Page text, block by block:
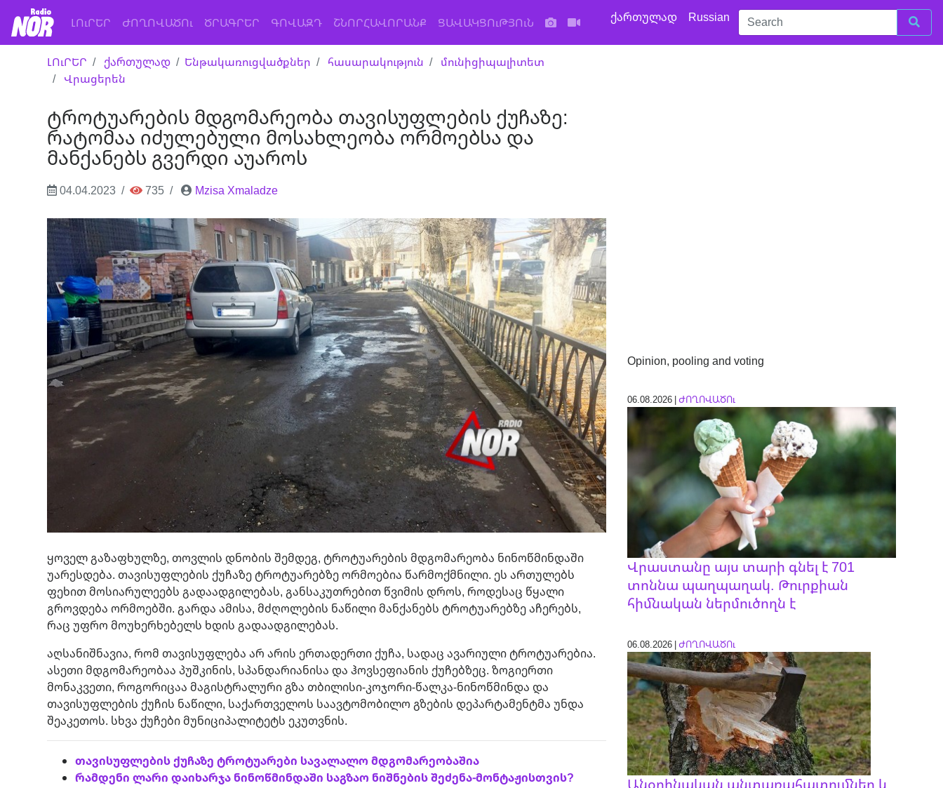
ԼՈւՐԵՐ (current)
ԺՈՂՈՎԱԾՈւ ԾՐԱԳՐԵՐ ԳՈՎԱԶԴ ՇՆՈՐՀԱՎՈՐԱՆՔ ՑԱՎԱԿՑՈւԹՅՈւՆ ქართულად Russian
ԼՈւՐԵՐ ქართულად Ենթակառուցվածքներ հասարակություն
մունիցիպալիտետ
Վրացերեն
ტროტუარების მდგომარეობა თავისუფლების ქუჩაზე:
რატომაა იძულებული მოსახლეობა ორმოებსა და
მანქანებს გვერდი აუაროს
04.04.2023 735 Mzisa Xmaladze
ყოველ გაზაფხულზე, თოვლის დნობის შემდეგ, ტროტუარების მდგომარეობა ნინოწმინდაში
უარესდება. თავისუფლების ქუჩაზე ტროტუარებზე ორმოებია წარმოქმნილი. ეს ართულებს
ფეხით მოსიარულეებს გადაადგილებას, განსაკუთრებით წვიმის დროს, როდესაც წყალი
გროვდება ორმოებში. გარდა ამისა, მძღოლების ნაწილი მანქანებს ტროტუარებზე აჩერებს,
რაც უფრო მოუხერხებელს ხდის გადაადგილებას.
აღსანიშნავია, რომ თავისუფლება არ არის ერთადერთი ქუჩა, სადაც ავარიული ტროტუარებია.
ასეთი მდგომარეობაა პუშკინის, სპანდარიანისა და ჰოვსეფიანის ქუჩებზეც. ზოგიერთი
მონაკვეთი, როგორიცაა მაგისტრალური გზა თბილისი-კოჯორი-წალკა-ნინოწმინდა და
თავისუფლების ქუჩის ნაწილი, საქართველოს საავტომობილო გზების დეპარტამენტმა უნდა
შეაკეთოს. სხვა ქუჩები მუნიციპალიტეტს ეკუთვნის.
თავისუფლების ქუჩაზე ტროტუარები სავალალო მდგომარეობაშია
რამდენი ლარი დაიხარჯა ნინოწმინდაში საგზაო ნიშნების შეძენა-მონტაჟისთვის?
Opinion, pooling and voting
06.08.2026 |ԺՈՂՈՎԱԾՈւ
Վրաստանը այս տարի գնել է 701
տոննա պաղպաղակ. Թուրքիան
հիմնական ներմուծողն է
06.08.2026 |ԺՈՂՈՎԱԾՈւ